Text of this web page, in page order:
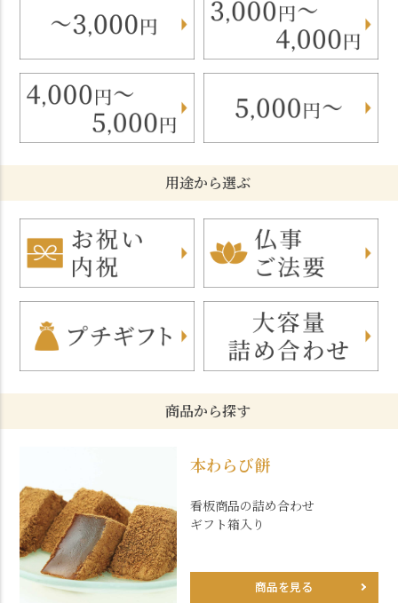
用途から選ぶ
商品から探す
本わらび餅
看板商品の詰め合わせ
ギフト箱入り
商品を見る